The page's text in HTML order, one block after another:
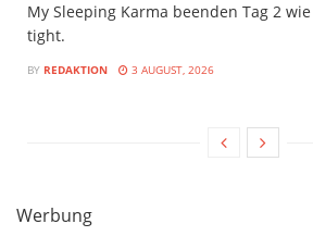
My Sleeping Karma beenden Tag 2
tight.
BY REDAKTION 3 AUGUST, 2026
Werbung